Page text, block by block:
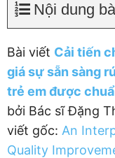
Nội dung
Bài viết Cải tiến
giá sự sẵn sàng
trẻ em được
bởi Bác sĩ Đặng
viết gốc: An
Quality